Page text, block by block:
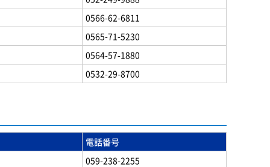
0566-62-6811
0565-71-5230
0564-57-1880
0532-29-8700
電話番号
059-238-2255